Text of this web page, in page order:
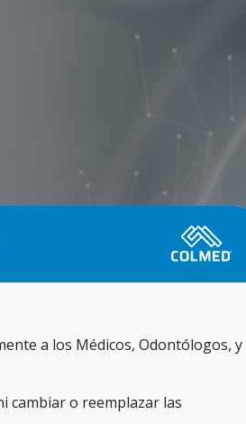
a los Médicos, Odontólogos, y
cambiar o reemplazar las